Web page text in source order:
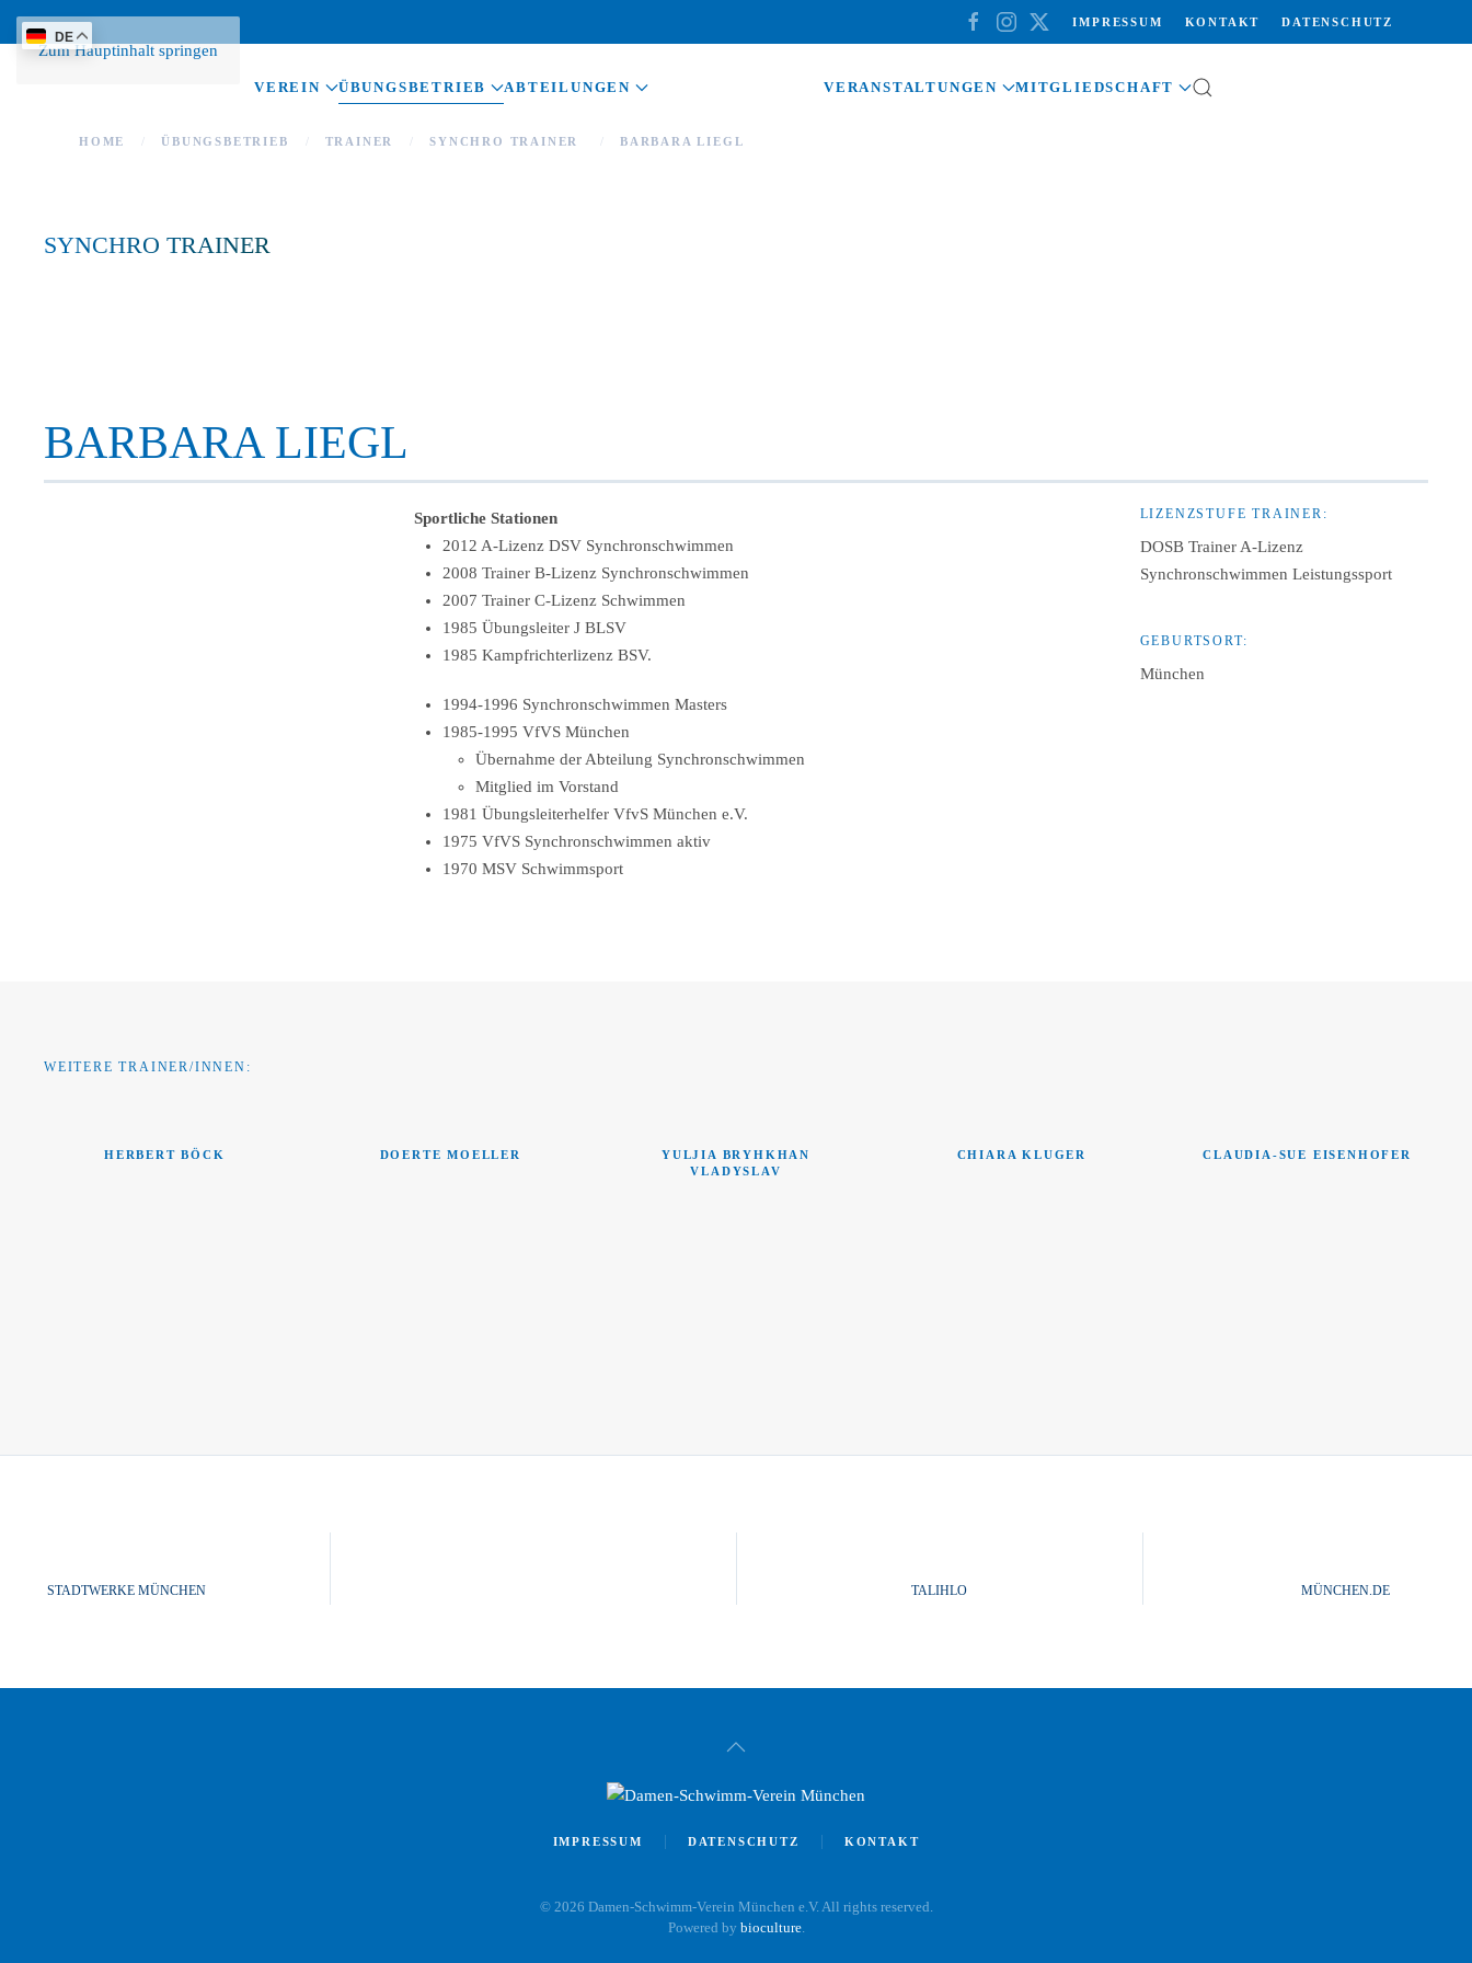
Zum Hauptinhalt springen
IMPRESSUM KONTAKT DATENSCHUTZ
VEREIN ÜBUNGSBETRIEB ABTEILUNGEN VERANSTALTUNGEN MITGLIEDSCHAFT
HOME ÜBUNGSBETRIEB TRAINER SYNCHRO TRAINER BARBARA LIEGL
SYNCHRO TRAINER
BARBARA LIEGL
Sportliche Stationen
2012 A-Lizenz DSV Synchronschwimmen
2008 Trainer B-Lizenz Synchronschwimmen
2007 Trainer C-Lizenz Schwimmen
1985 Übungsleiter J BLSV
1985 Kampfrichterlizenz BSV.
1994-1996 Synchronschwimmen Masters
1985-1995 VfVS München
Übernahme der Abteilung Synchronschwimmen
Mitglied im Vorstand
1981 Übungsleiterhelfer VfvS München e.V.
1975 VfVS Synchronschwimmen aktiv
1970 MSV Schwimmsport
LIZENZSTUFE TRAINER:
DOSB Trainer A-Lizenz
Synchronschwimmen Leistungssport
GEBURTSORT:
München
WEITERE TRAINER/INNEN:
HERBERT BÖCK DOERTE MOELLER
YULJIA BRYHKHAN
VLADYSLAV
CHIARA KLUGER CLAUDIA-SUE EISENHOFER
STADTWERKE MÜNCHEN TALIHLO MÜNCHEN.DE
IMPRESSUM DATENSCHUTZ KONTAKT
© 2026 Damen-Schwimm-Verein München e.V. All rights reserved.
Powered by bioculture.
DE